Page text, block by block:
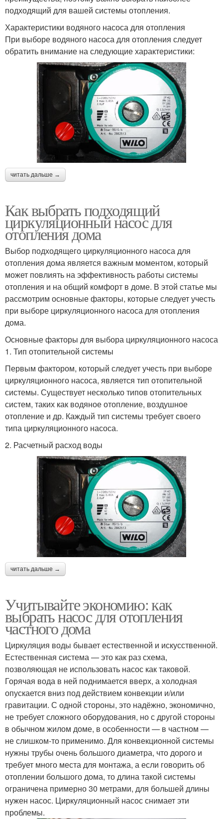
подходящий для вашей системы отопления.
Характеристики водяного насоса для отопления
При выборе водяного насоса для отопления следует
обратить внимание на следующие характеристики:
читать дальше →
Как выбрать подходящий
циркуляционный насос для
отопления дома
Выбор подходящего циркуляционного насоса для
отопления дома является важным моментом, который
может повлиять на эффективность работы системы
отопления и на общий комфорт в доме. В этой статье мы
рассмотрим основные факторы, которые следует учесть
при выборе циркуляционного насоса для отопления
дома.
Основные факторы для выбора циркуляционного насоса
1. Тип отопительной системы
Первым фактором, который следует учесть при выборе
циркуляционного насоса, является тип отопительной
системы. Существует несколько типов отопительных
систем, таких как водяное отопление, воздушное
отопление и др. Каждый тип системы требует своего
типа циркуляционного насоса.
2. Расчетный расход воды
читать дальше →
Учитывайте экономию: как
выбрать насос для отопления
частного дома
Циркуляция воды бывает естественной и искусственной.
Естественная система — это как раз схема,
позволяющая не использовать насос как таковой.
Горячая вода в ней поднимается вверх, а холодная
опускается вниз под действием конвекции и/или
гравитации. С одной стороны, это надёжно, экономично,
не требует сложного оборудования, но с другой стороны
в обычном жилом доме, в особенности — в частном —
не слишком-то применимо. Для конвекционной системы
нужны трубы очень большого диаметра, что дорого и
требует много места для монтажа, а если говорить об
отоплении большого дома, то длина такой системы
ограничена примерно 30 метрами, для большей длины
нужен насос. Циркуляционный насос снимает эти
проблемы.